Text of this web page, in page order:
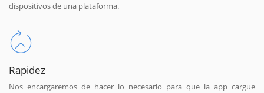
dispositivos de una plataforma.
Rapidez
Nos encargaremos de hacer lo necesario para que la app cargue